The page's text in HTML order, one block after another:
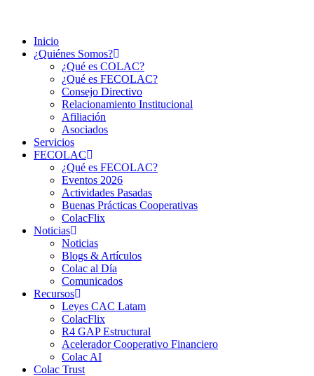
Inicio
¿Quiénes Somos?
¿Qué es COLAC?
¿Qué es FECOLAC?
Consejo Directivo
Relacionamiento Institucional
Afiliación
Asociados
Servicios
FECOLAC
¿Qué es FECOLAC?
Eventos 2026
Actividades Pasadas
Buenas Prácticas Cooperativas
ColacFlix
Noticias
Noticias
Blogs & Artículos
Colac al Día
Comunicados
Recursos
Leyes CAC Latam
ColacFlix
R4 GAP Estructural
Acelerador Cooperativo Financiero
Colac AI
Colac Trust